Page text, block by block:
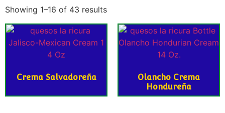
Showing 1–16 of 43 results
Crema Salvadoreña
Olancho Crema
Hondureña